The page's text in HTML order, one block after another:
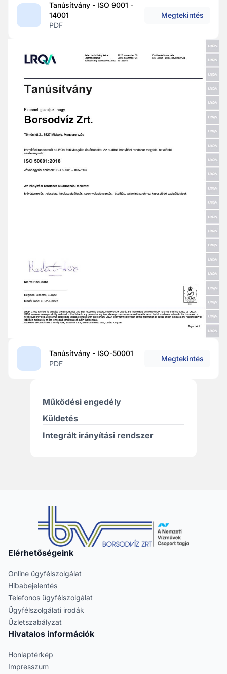
Működési engedély
Küldetés
Integrált irányítási rendszer
Tanúsítvány - ISO 9001 -
14001
PDF
Megtekintés
Tanúsítvány - ISO-50001
PDF
Megtekintés
Elérhetőségeink
Online ügyfélszolgálat
Hibabejelentés
Telefonos ügyfélszolgálat
Ügyfélszolgálati irodák
Üzletszabályzat
Hivatalos információk
Honlaptérkép
Impresszum